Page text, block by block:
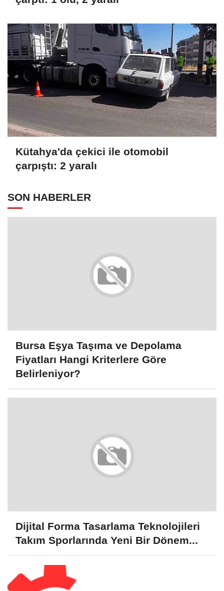
Kütahya'da çekici ile otomobil
çarpıştı: 2 yaralı
SON HABERLER
Bursa Eşya Taşıma ve Depolama
Fiyatları Hangi Kriterlere Göre
Belirleniyor?
Dijital Forma Tasarlama Teknolojileri
Takım Sporlarında Yeni Bir Dönem...